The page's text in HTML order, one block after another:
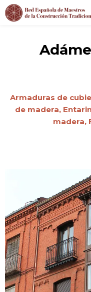
Armaduras de
de madera,
madera,